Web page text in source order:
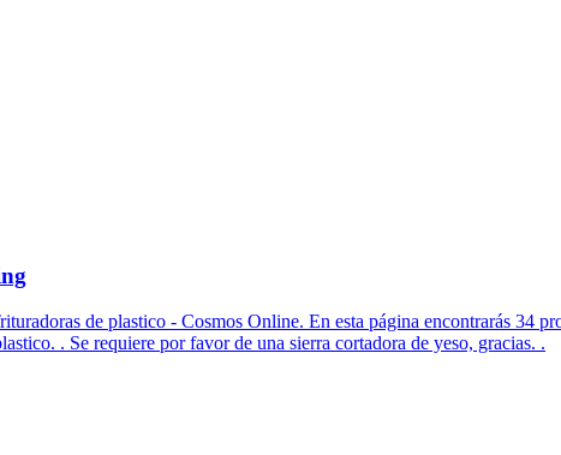
de plastico - Cosmos Online. En esta página encontrarás 34
. Se requiere por favor de una sierra cortadora de yeso, gracias. .